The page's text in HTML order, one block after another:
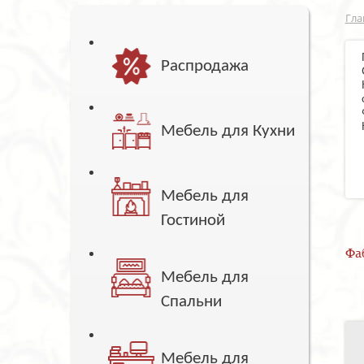
Распродажа
Мебель для Кухни
Мебель для
Гостиной
Мебель для
Спальни
Мебель для